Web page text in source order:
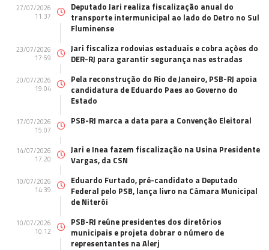
27/07/2026
11:37
Deputado Jari realiza fiscalização anual do
transporte intermunicipal ao lado do Detro no Sul
Fluminense
23/07/2026
17:59
Jari fiscaliza rodovias estaduais e cobra ações do
DER-RJ para garantir segurança nas estradas
20/07/2026
19:04
Pela reconstrução do Rio de Janeiro, PSB-RJ apoia
candidatura de Eduardo Paes ao Governo do
Estado
17/07/2026
15:07
PSB-RJ marca a data para a Convenção Eleitoral
14/07/2026
17:20
Jari e Inea fazem fiscalização na Usina Presidente
Vargas, da CSN
10/07/2026
14:39
Eduardo Furtado, pré-candidato a Deputado
Federal pelo PSB, lança livro na Câmara Municipal
de Niterói
10/07/2026
10:12
PSB-RJ reúne presidentes dos diretórios
municipais e projeta dobrar o número de
representantes na Alerj